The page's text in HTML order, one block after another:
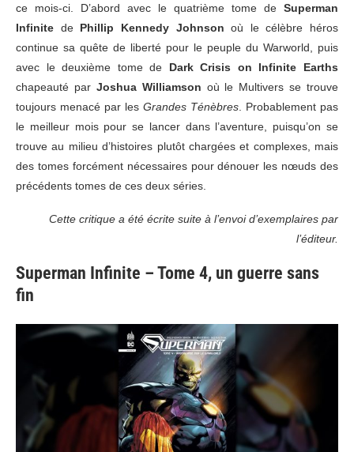
ce mois-ci. D’abord avec le quatrième tome de Superman
Infinite de Phillip Kennedy Johnson où le célèbre héros
continue sa quête de liberté pour le peuple du Warworld, puis
avec le deuxième tome de Dark Crisis on Infinite Earths
chapeauté par Joshua Williamson où le Multivers se trouve
toujours menacé par les Grandes Ténèbres. Probablement pas
le meilleur mois pour se lancer dans l’aventure, puisqu’on se
trouve au milieu d’histoires plutôt chargées et complexes, mais
des tomes forcément nécessaires pour dénouer les nœuds des
précédents tomes de ces deux séries.
Cette critique a été écrite suite à l’envoi d’exemplaires par
l’éditeur.
Superman Infinite – Tome 4, un guerre sans
fin